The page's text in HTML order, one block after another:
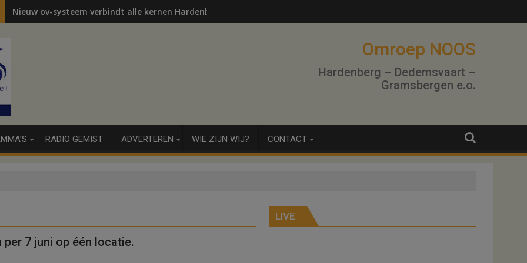
Nieuw ov-systeem verbindt alle kernen Hardenberg
Omroep NOOS
Hardenberg – Dedemsvaart –
Gramsbergen e.o.
RADIO GEMIST ADVERTEREN WIE ZIJN WIJ? CONTACT
7 juni op één locatie.
LIVE